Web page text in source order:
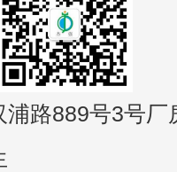
浦路889号3号厂